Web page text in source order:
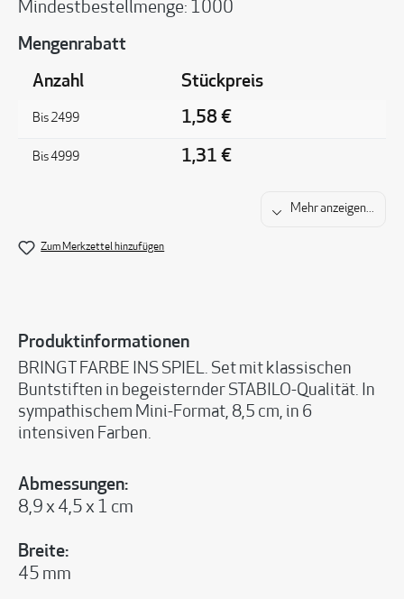
Mindestbestellmenge: 1000
Mengenrabatt
Anzahl Stückpreis
Bis2499 1,58 €
Bis4999 1,31 €
Mehr anzeigen...
Zum Merkzettel hinzufügen
Produktinformationen
BRINGT FARBE INS SPIEL. Set mit klassischen
Buntstiften in begeisternder STABILO-Qualität. In
sympathischem Mini-Format, 8,5 cm, in 6
intensiven Farben.
Abmessungen:
8,9 x 4,5 x 1 cm
Breite:
45 mm